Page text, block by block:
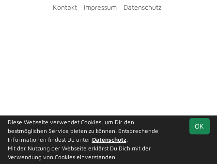
Kontakt Impressum Datenschutz
OK
Diese Webseite verwendet Cookies, um Dir den
bestmöglichen Service bieten zu können. Entsprechende
Informationen findest Du unter Datenschutz.
Mit der Nutzung der Webseite erklärst Du Dich mit der
Verwendung von Cookies einverstanden.